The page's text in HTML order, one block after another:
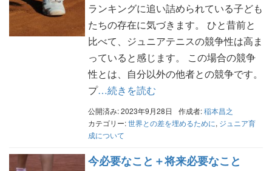
ランキングに追い詰められている子ども
たちの存在に気づきます。 ひと昔前と
比べて、ジュニアテニスの競争性は高ま
っていると感じます。 この場合の競争
性とは、自分以外の他者との競争です。
プ…続きを読む
公開済み: 2023年9月28日 作成者:稲本昌之
カテゴリー:世界との差を埋めるために, ジュニア育
成について
今必要なこと＋将来必要なこと